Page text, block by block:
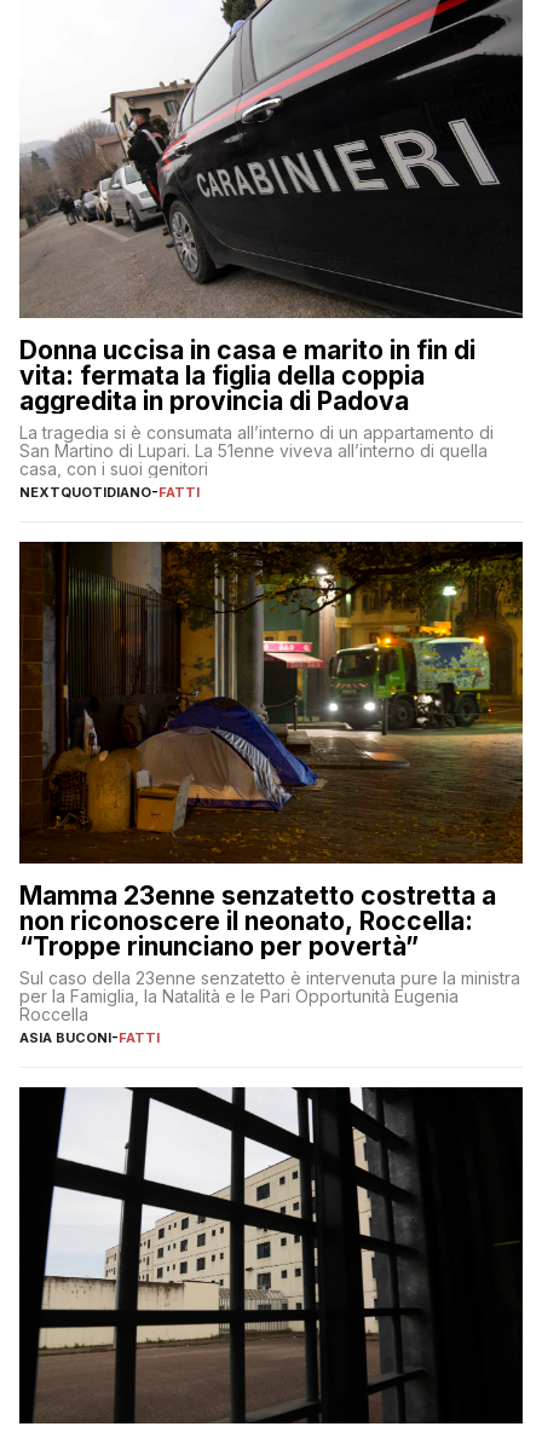
Donna uccisa in casa e marito in fin di
vita: fermata la figlia della coppia
aggredita in provincia di Padova
La tragedia si è consumata all’interno di un appartamento di
San Martino di Lupari. La 51enne viveva all’interno di quella
casa, con i suoi genitori
NEXTQUOTIDIANO-FATTI
Mamma 23enne senzatetto costretta a
non riconoscere il neonato, Roccella:
“Troppe rinunciano per povertà”
Sul caso della 23enne senzatetto è intervenuta pure la ministra
per la Famiglia, la Natalità e le Pari Opportunità Eugenia
Roccella
ASIA BUCONI-FATTI